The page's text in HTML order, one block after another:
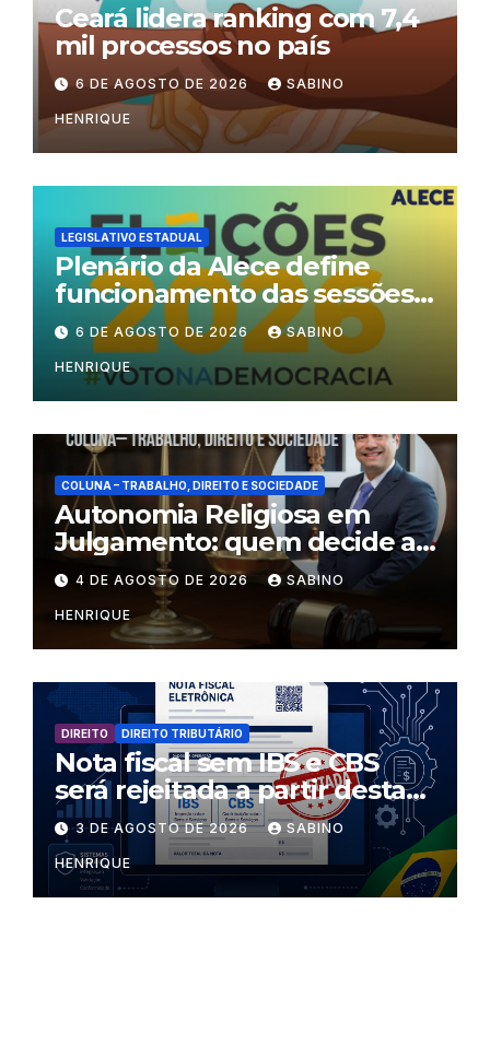
Ceará lidera ranking com 7,4
mil processos no país
6 DE AGOSTO DE 2026 SABINO
HENRIQUE
LEGISLATIVO ESTADUAL
Plenário da Alece define
funcionamento das sessões
durante o período eleitoral
6 DE AGOSTO DE 2026 SABINO
HENRIQUE
COLUNA – TRABALHO, DIREITO E SOCIEDADE
Autonomia Religiosa em
Julgamento: quem decide as
regras dentro dos templos?
4 DE AGOSTO DE 2026 SABINO
HENRIQUE
DIREITO DIREITO TRIBUTÁRIO
Nota fiscal sem IBS e CBS
será rejeitada a partir desta
segunda-feira
3 DE AGOSTO DE 2026 SABINO
HENRIQUE